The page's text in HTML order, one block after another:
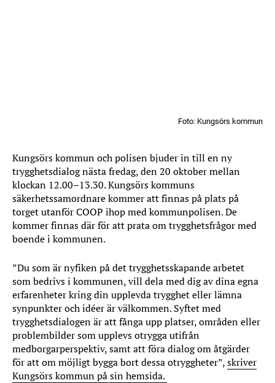
Foto: Kungsörs kommun
Kungsörs kommun och polisen bjuder in till en ny
trygghetsdialog nästa fredag, den 20 oktober mellan
klockan 12.00–13.30. Kungsörs kommuns
säkerhetssamordnare kommer att finnas på plats på
torget utanför COOP ihop med kommunpolisen. De
kommer finnas där för att prata om trygghetsfrågor med
boende i kommunen.
”Du som är nyfiken på det trygghetsskapande arbetet
som bedrivs i kommunen, vill dela med dig av dina egna
erfarenheter kring din upplevda trygghet eller lämna
synpunkter och idéer är välkommen. Syftet med
trygghetsdialogen är att fånga upp platser, områden eller
problembilder som upplevs otrygga utifrån
medborgarperspektiv, samt att föra dialog om åtgärder
för att om möjligt bygga bort dessa otryggheter”,skriver
Kungsörs kommun på sin hemsida.